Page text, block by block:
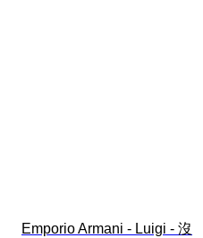
Emporio Armani - Luigi - 沒